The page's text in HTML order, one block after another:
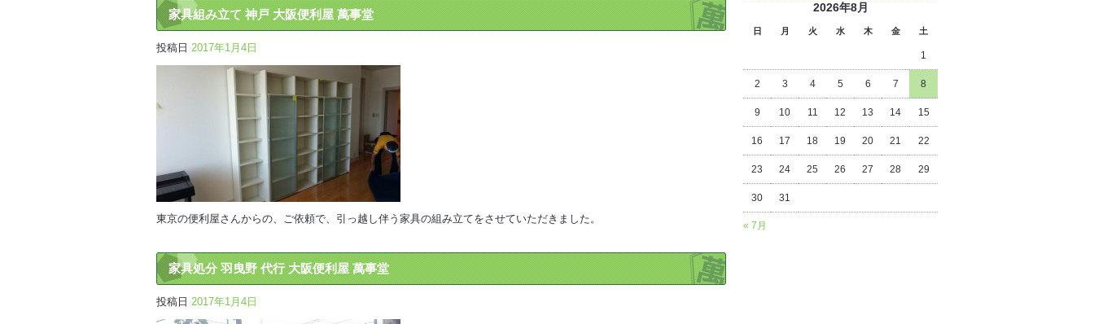
家具組み立て 神戸 大阪便利屋 萬事堂
投稿日 2017年1月4日
東京の便利屋さんからの、ご依頼で、引っ越し伴う家具の組み立てをさせていただきました。
家具処分 羽曳野 代行 大阪便利屋 萬事堂
投稿日 2017年1月4日
2026年8月
日 月 火 水 木 金 土
« 7月
1
2 3 4 5 6 7 8
9 10 11 12 13 14 15
16 17 18 19 20 21 22
23 24 25 26 27 28 29
30 31